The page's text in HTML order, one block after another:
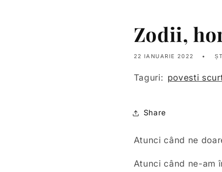
Zodii,
22 IANUARIE 2022
Taguri: povesti
Share
Atunci când ne
Atunci când ne-am